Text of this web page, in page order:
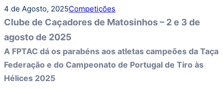
4 de Agosto, 2025Competições
Clube de Caçadores de Matosinhos – 2 e 3 de
agosto de 2025
A FPTAC dá os parabéns aos atletas campeões da Taça
Federação e do Campeonato de Portugal de Tiro às
Hélices 2025